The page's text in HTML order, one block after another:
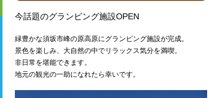
今話題のグランピング施設OPEN
緑豊かな須坂市峰の原高原にグランピング施設が完成。
景色を楽しみ、大自然の中でリラックス気分を満喫。
非日常を堪能できます。
地元の観光の一助になれたら幸いです。